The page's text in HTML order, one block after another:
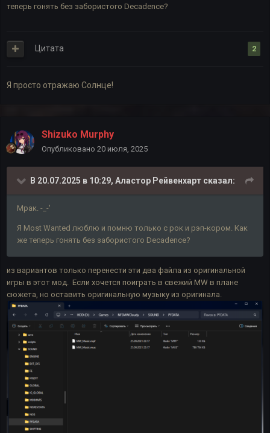
теперь гонять без забористого Decadence?
2
Цитата
Я просто отражаю Солнце!
Shizuko Murphy
Опубликовано 20 июля, 2025
В 20.07.2025 в 10:29, Аластор Рейвенхарт сказал:
Мрак. -_-'
Я Most Wanted люблю и помню только с рок и рэп-кором. Как
же теперь гонять без забористого Decadence?
из вариантов только перенести эти два файла из оригинальной
игры в этот мод. Если хочется поиграть в свежий MW в плане
сюжета, но оставить оригинальную музыку из оригинала.